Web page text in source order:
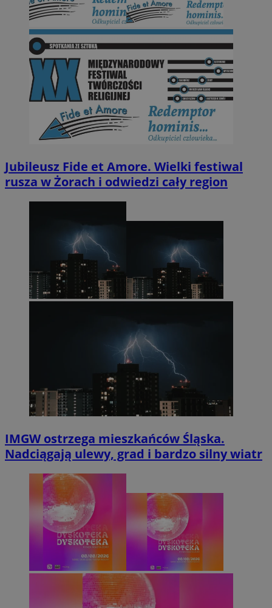
Jubileusz Fide et Amore. Wielki festiwal
rusza w Żorach i odwiedzi cały region
IMGW ostrzega mieszkańców Śląska.
Nadciągają ulewy, grad i bardzo silny wiatr